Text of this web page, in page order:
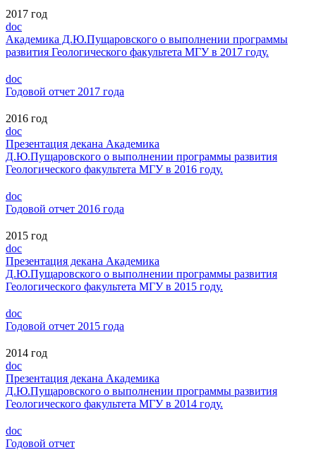
2017 год
doc
Академика Д.Ю.Пущаровского о выполнении программы
развития Геологического факультета МГУ в 2017 году.
doc
Годовой отчет 2017 года
2016 год
doc
Презентация декана Академика
Д.Ю.Пущаровского о выполнении программы развития
Геологического факультета МГУ в 2016 году.
doc
Годовой отчет 2016 года
2015 год
doc
Презентация декана Академика
Д.Ю.Пущаровского о выполнении программы развития
Геологического факультета МГУ в 2015 году.
doc
Годовой отчет 2015 года
2014 год
doc
Презентация декана Академика
Д.Ю.Пущаровского о выполнении программы развития
Геологического факультета МГУ в 2014 году.
doc
Годовой отчет